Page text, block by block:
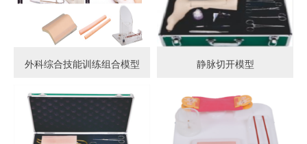
外科综合技能训练组合模型 静脉切开模型